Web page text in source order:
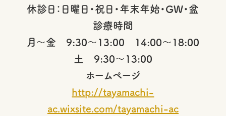
休診日：日曜日・祝日・年末年始・GW・盆
診療時間
月～金 9:30～13:00 14:00～18:00
土 9:30～13:00
ホームページ
http://tayamachi-
ac.wixsite.com/tayamachi-ac